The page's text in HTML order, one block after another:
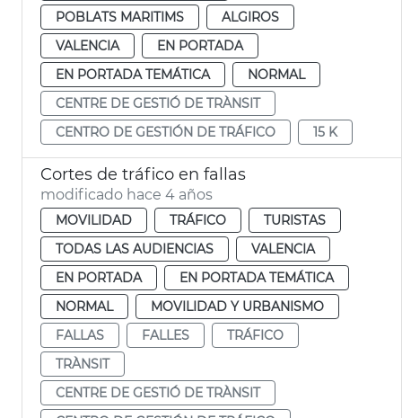
POBLATS MARITIMS
ALGIROS
VALENCIA
EN PORTADA
EN PORTADA TEMÁTICA
NORMAL
CENTRE DE GESTIÓ DE TRÀNSIT
CENTRO DE GESTIÓN DE TRÁFICO
15 K
Cortes de tráfico en fallas
modificado hace 4 años
MOVILIDAD TRÁFICO
TURISTAS
TODAS LAS AUDIENCIAS
VALENCIA
EN PORTADA
EN PORTADA TEMÁTICA
NORMAL
MOVILIDAD Y URBANISMO
FALLAS
FALLES
TRÁFICO
TRÀNSIT
CENTRE DE GESTIÓ DE TRÀNSIT